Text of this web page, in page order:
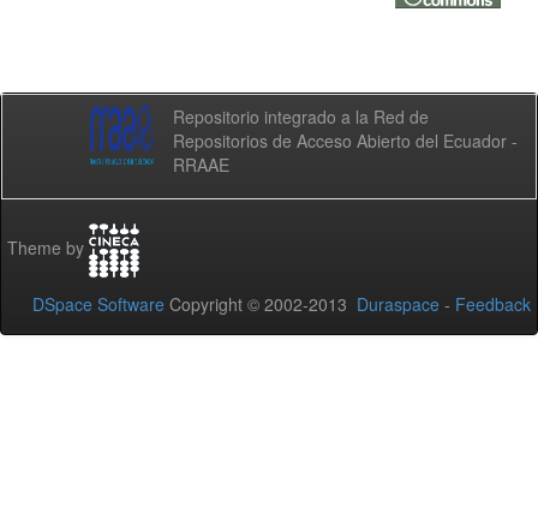
Repositorio integrado a la Red de
Repositorios de Acceso Abierto del Ecuador -
RRAAE
Theme by
DSpace Software Copyright © 2002-2013 Duraspace - Feedback